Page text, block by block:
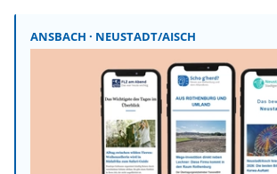
ANSBACH NEUSTADT/AISCH